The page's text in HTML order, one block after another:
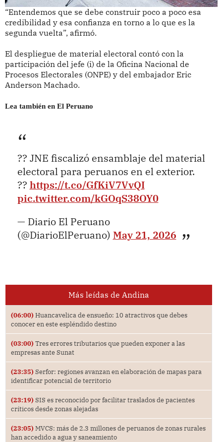
“Entendemos que se debe construir poco a poco esa
credibilidad y esa confianza en torno a lo que es la
segunda vuelta”, afirmó.
El despliegue de material electoral contó con la
participación del jefe (i) de la Oficina Nacional de
Procesos Electorales (ONPE) y del embajador Eric
Anderson Machado.
Lea también en El Peruano
?? JNE fiscalizó ensamblaje del material
electoral para peruanos en el exterior.
?? https://t.co/GfKiV7VvQI
pic.twitter.com/kGOqS38OY0
— Diario El Peruano
(@DiarioElPeruano) May 21, 2026
Más leídas de Andina
(06:00) Huancavelica de ensueño: 10 atractivos que debes
conocer en este espléndido destino
(03:00) Tres errores tributarios que pueden exponer a las
empresas ante Sunat
(23:35) Serfor: regiones avanzan en elaboración de mapas para
identificar potencial de territorio
(23:19) SIS es reconocido por facilitar traslados de pacientes
críticos desde zonas alejadas
(23:05) MVCS: más de 2.3 millones de peruanos de zonas rurales
han accedido a agua y saneamiento